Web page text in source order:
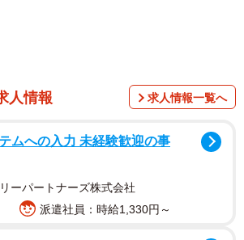
ピネスを運営する株式会社プログレス
友祐子さんに聞く。
メダカやチンアナゴも火葬して
人情報 求人情報一覧へ
ムへの入力 未経験歓迎の事
ーパートナーズ株式会社
派遣社員：時給1,330円～